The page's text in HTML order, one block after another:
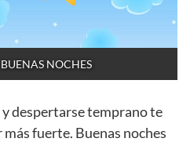
NOCHES
despertarse temprano te
más fuerte. Buenas noches